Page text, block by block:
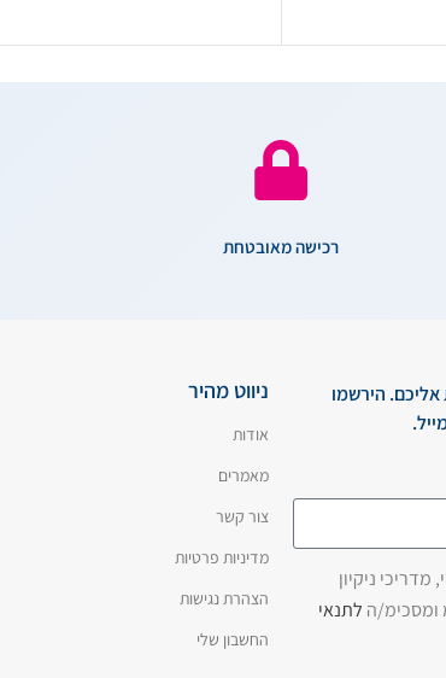
רכישה מאובטחת
אליכם. הירשמו
ניקיון
ומסכימ/ה לתנאי
ניווט מהיר
אודות
מאמרים
צור קשר
מדיניות פרטיות
הצהרת נגישות
החשבון שלי